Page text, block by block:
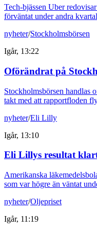
Tech-bjässen Uber
förväntat under andra
nyheter/Stockholmsbörsen
Igår, 13:22
Oförändrat på
Stockholmsbörsen handlas
takt med att rapportfloden
nyheter/Eli Lilly
Igår, 13:10
Eli Lillys resultat
Amerikanska
som var högre än väntat
nyheter/Oljepriset
Igår, 11:19